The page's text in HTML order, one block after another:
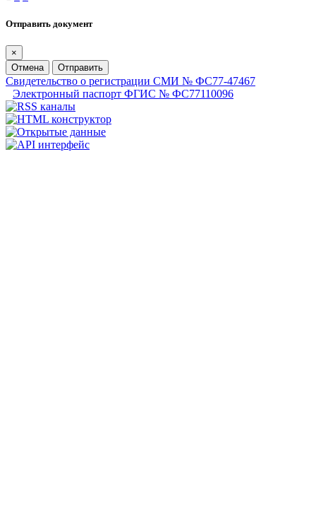
Отправить документ
×
Отмена
Отправить
Свидетельство о регистрации СМИ № ФС77-47467
Электронный паспорт ФГИС № ФС77110096